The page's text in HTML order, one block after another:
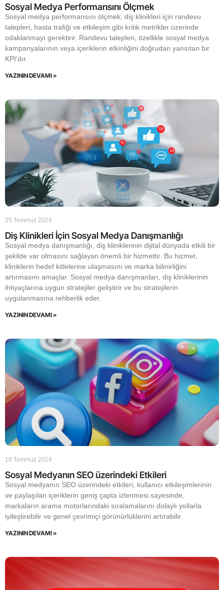
Sosyal Medya Performansını Ölçmek
Sosyal medya performansını ölçmek, diş klinikleri için randevu
talepleri, hasta trafiği ve etkileşim gibi kritik metrikler üzerinde
odaklanmayı gerektirir. Randevu talepleri, özellikle sosyal medya
kampanyalarının veya içeriklerin etkinliğini doğrudan yansıtan bir
KPI’dır.
YAZININ DEVAMI »
25 Temmuz 2024
Diş Klinikleri İçin Sosyal Medya Danışmanlığı
Sosyal medya danışmanlığı, diş kliniklerinin dijital dünyada etkili bir
şekilde var olmasını sağlayan önemli bir hizmettir. Bu hizmet,
kliniklerin hedef kitlelerine ulaşmasını ve marka bilinirliğini
artırmasını amaçlar. Sosyal medya danışmanları, diş kliniklerinin
ihtiyaçlarına uygun stratejiler geliştirir ve bu stratejilerin
uygulanmasına rehberlik eder.
YAZININ DEVAMI »
18 Temmuz 2024
Sosyal Medyanın SEO üzerindeki Etkileri
Sosyal medyanın SEO üzerindeki etkileri, kullanıcı etkileşimlerinin
ve paylaşılan içeriklerin geniş çapta izlenmesi sayesinde,
markaların arama motorlarındaki sıralamalarını dolaylı yollarla
iyileştirebilir ve genel çevrimiçi görünürlüklerini artırabilir.
YAZININ DEVAMI »